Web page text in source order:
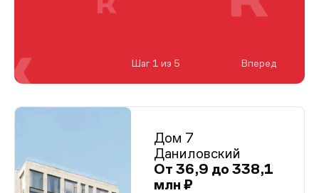
Дом 7
Даниловский
От 36,9 до 338,1
млн ₽
Шаг 1 из 5 Вперед